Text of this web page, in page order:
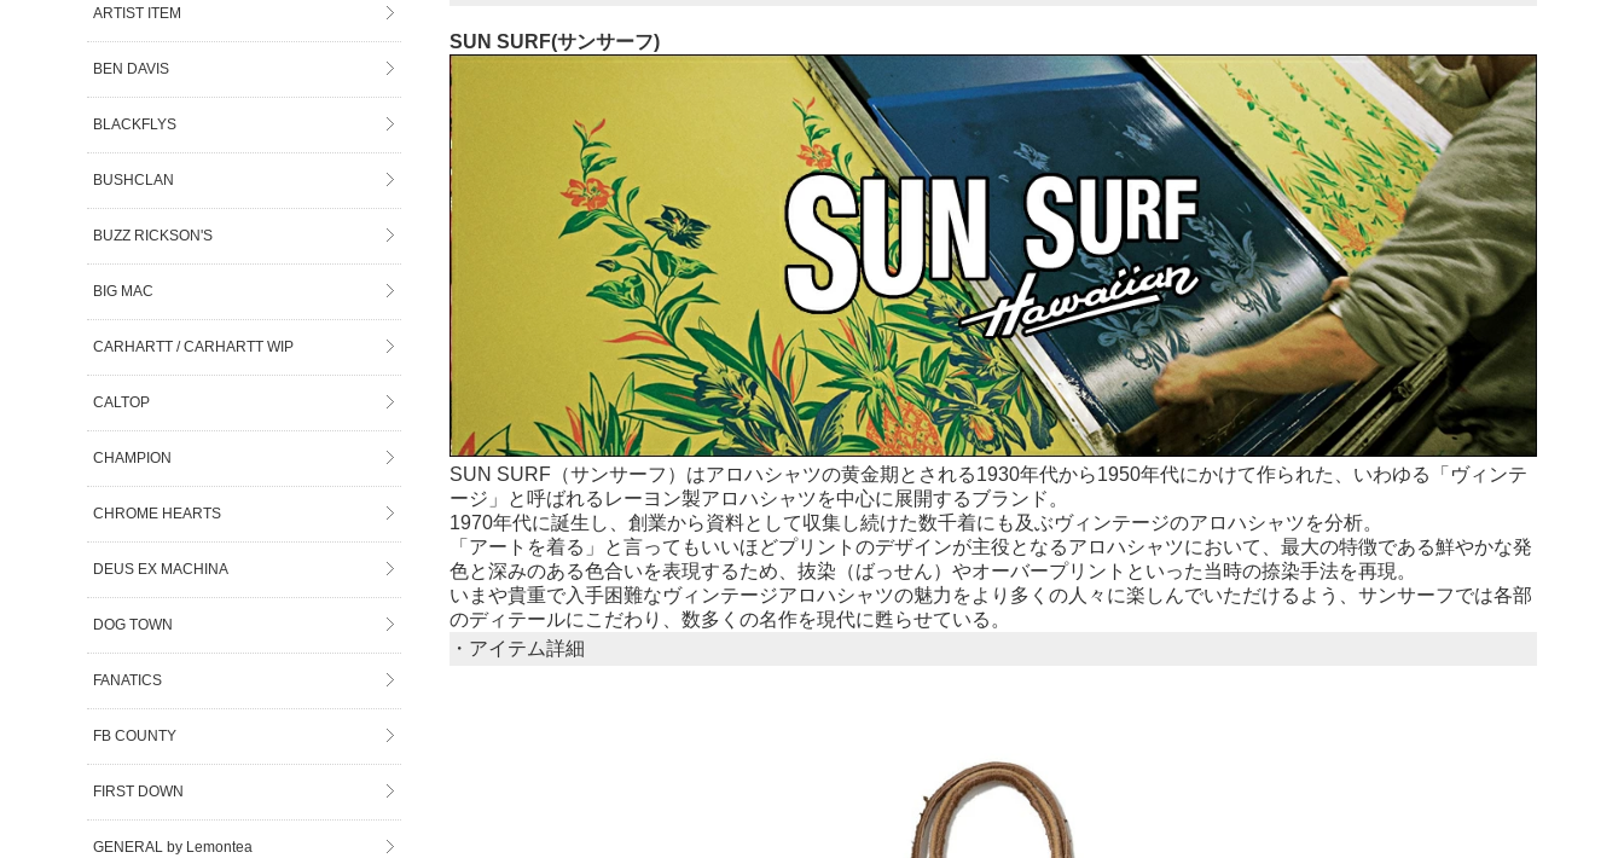
SUN SURF(サンサーフ)
SUN SURF（サンサーフ）はアロハシャツの黄金期とされる1930年代から1950年代にかけて作られた、いわゆる「ヴィンテ
ージ」と呼ばれるレーヨン製アロハシャツを中心に展開するブランド。
1970年代に誕生し、創業から資料として収集し続けた数千着にも及ぶヴィンテージのアロハシャツを分析。
「アートを着る」と言ってもいいほどプリントのデザインが主役となるアロハシャツにおいて、最大の特徴である鮮やかな発
色と深みのある色合いを表現するため、抜染（ばっせん）やオーバープリントといった当時の捺染手法を再現。
いまや貴重で入手困難なヴィンテージアロハシャツの魅力をより多くの人々に楽しんでいただけるよう、サンサーフでは各部
のディテールにこだわり、数多くの名作を現代に甦らせている。
・アイテム詳細
ARTIST ITEM
BEN DAVIS
BLACKFLYS
BUSHCLAN
BUZZ RICKSON'S
BIG MAC
CARHARTT / CARHARTT WIP
CALTOP
CHAMPION
CHROME HEARTS
DEUS EX MACHINA
DOG TOWN
FANATICS
FB COUNTY
FIRST DOWN
GENERAL by Lemontea